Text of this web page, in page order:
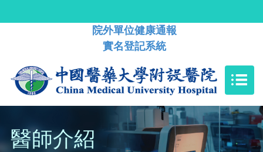
院外單位健康通報
實名登記系統
醫師介紹